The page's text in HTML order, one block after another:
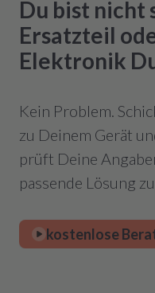
Du bist nicht
Ersatzteil
Elektronik
Kein Problem.
zu Deinem Gerät
prüft Deine
passende Lösung
kostenlose